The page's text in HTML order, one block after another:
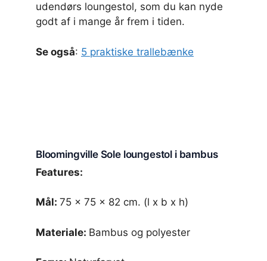
udendørs loungestol, som du kan nyde
godt af i mange år frem i tiden.
Se også: 5 praktiske trallebænke
Bloomingville Sole loungestol i bambus
Features:
Mål: 75 x 75 x 82 cm. (l x b x h)
Materiale: Bambus og polyester